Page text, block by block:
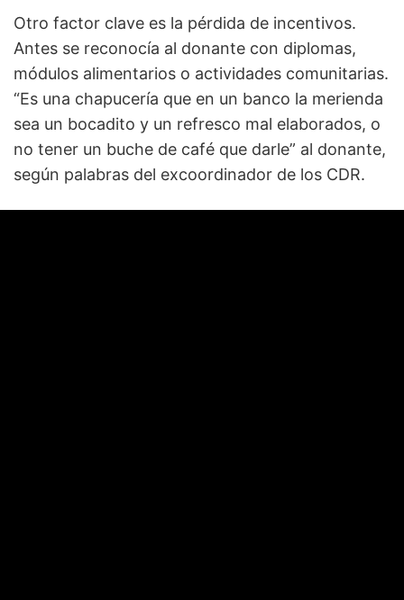
Otro factor clave es la pérdida de incentivos.
Antes se reconocía al donante con diplomas,
módulos alimentarios o actividades comunitarias.
“Es una chapucería que en un banco la merienda
sea un bocadito y un refresco mal elaborados, o
no tener un buche de café que darle” al donante,
según palabras del excoordinador de los CDR.